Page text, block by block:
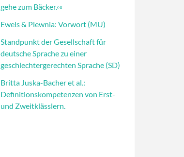
gehe zum Bäcker.‹«
Ewels & Plewnia: Vorwort (MU)
Standpunkt der Gesellschaft für
deutsche Sprache zu einer
geschlechtergerechten Sprache (SD)
Britta Juska-Bacher et al.:
Definitionskompetenzen von Erst-
und Zweitklässlern.